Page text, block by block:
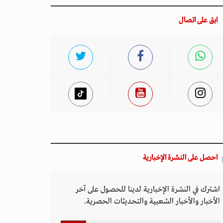
ابق على اتصال
احصل على النشرة الإخبارية
اشترك في النشرة الإخبارية لدينا للحصول على آخر
الأخبار والأخبار الشعبية والتحديثات الحصرية.